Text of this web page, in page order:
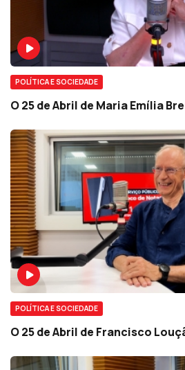
POLÍTICA E SOCIEDADE
O 25 de Abril de Maria Emília
POLÍTICA E SOCIEDADE
O 25 de Abril de Francisco